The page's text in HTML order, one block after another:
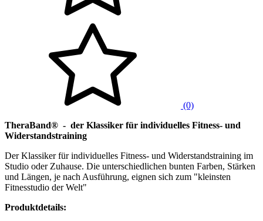
(0)
TheraBand® - der Klassiker für individuelles Fitness- und
Widerstandstraining
Der Klassiker für individuelles Fitness- und Widerstandstraining im
Studio oder Zuhause. Die unterschiedlichen bunten Farben, Stärken
und Längen, je nach Ausführung, eignen sich zum "kleinsten
Fitnesstudio der Welt"
Produktdetails: